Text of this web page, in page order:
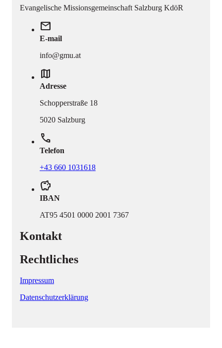
Evangelische Missionsgemeinschaft Salzburg KdöR
mail
E-mail
info@gmu.at
map
Adresse
Schopperstraße 18
5020 Salzburg
phone
Telefon
+43 660 1031618
savings
IBAN
AT95 4501 0000 2001 7367
Kontakt
Rechtliches
Impressum
Datenschutzerklärung